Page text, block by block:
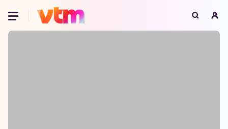
Oeps, browser niet ondersteund